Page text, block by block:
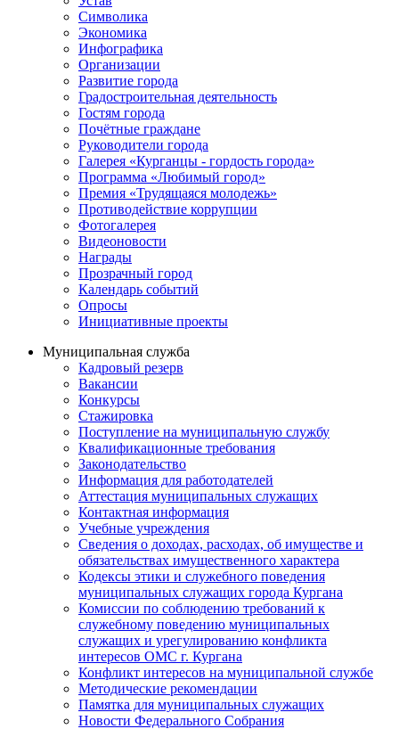
Символика
Экономика
Инфографика
Организации
Развитие города
Градостроительная деятельность
Гостям города
Почётные граждане
Руководители города
Галерея «Курганцы - гордость города»
Программа «Любимый город»
Премия «Трудящаяся молодежь»
Противодействие коррупции
Фотогалерея
Видеоновости
Награды
Прозрачный город
Календарь событий
Опросы
Инициативные проекты
Муниципальная служба
Кадровый резерв
Вакансии
Конкурсы
Стажировка
Поступление на муниципальную службу
Квалификационные требования
Законодательство
Информация для работодателей
Аттестация муниципальных служащих
Контактная информация
Учебные учреждения
Сведения о доходах, расходах, об имуществе и
обязательствах имущественного характера
Кодексы этики и служебного поведения
муниципальных служащих города Кургана
Комиссии по соблюдению требований к
служебному поведению муниципальных
служащих и урегулированию конфликта
интересов ОМС г. Кургана
Конфликт интересов на муниципальной службе
Методические рекомендации
Памятка для муниципальных служащих
Новости Федерального Cобрания